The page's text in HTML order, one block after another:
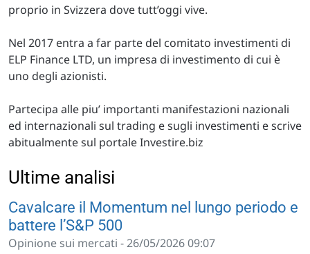
proprio in Svizzera dove tutt’oggi vive.
Nel 2017 entra a far parte del comitato investimenti di
ELP Finance LTD, un impresa di investimento di cui è
uno degli azionisti.
Partecipa alle piu’ importanti manifestazioni nazionali
ed internazionali sul trading e sugli investimenti e scrive
abitualmente sul portale Investire.biz
Ultime analisi
Cavalcare il Momentum nel lungo periodo e
battere l’S&P 500
Opinione sui mercati - 26/05/2026 09:07